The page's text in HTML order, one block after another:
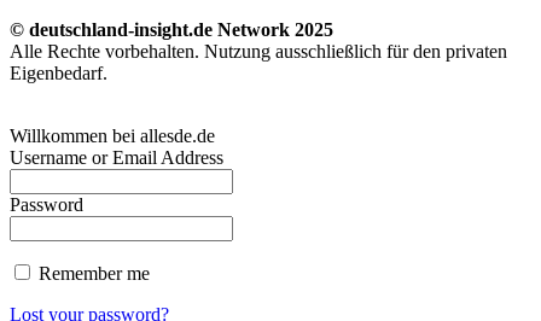
© deutschland-insight.de Network 2025
Alle Rechte vorbehalten. Nutzung ausschließlich für den privaten
Eigenbedarf.
Willkommen bei allesde.de
Username or Email Address
Password
Remember me
Lost your password?